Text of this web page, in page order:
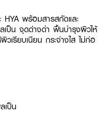
HYA พร้อมสารสกัดและ
ป็น จุดด่างดำ ฟื้นบำรุงผิวให้
เรียบเนียน กระจ่างใส ไม่ก่อ
เป็น